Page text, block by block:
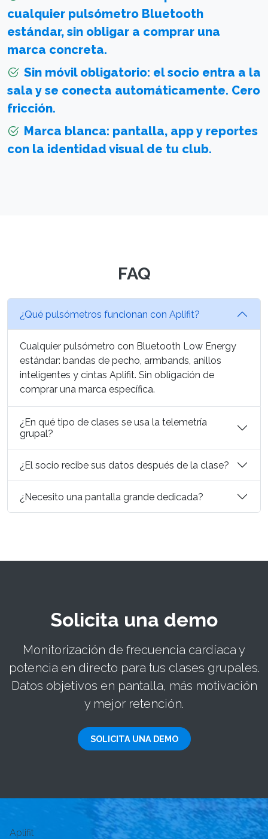
cualquier pulsómetro Bluetooth
estándar, sin obligar a comprar una
marca concreta.
Sin móvil obligatorio: el socio entra a la
sala y se conecta automáticamente. Cero
fricción.
Marca blanca: pantalla, app y reportes
con la identidad visual de tu club.
FAQ
¿Qué pulsómetros funcionan con Aplifit?
Cualquier pulsómetro con Bluetooth Low Energy
estándar: bandas de pecho, armbands, anillos
inteligentes y cintas Aplifit. Sin obligación de
comprar una marca específica.
¿En qué tipo de clases se usa la telemetría
grupal?
¿El socio recibe sus datos después de la clase?
¿Necesito una pantalla grande dedicada?
Solicita una demo
Monitorización de frecuencia cardíaca y
potencia en directo para tus clases grupales.
Datos objetivos en pantalla, más motivación
y mejor retención.
SOLICITA UNA DEMO
Aplifit